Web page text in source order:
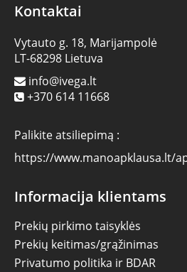
Kontaktai
Vytauto g. 18, Marijampolė
LT-68298 Lietuva
info@ivega.lt
+370 614 11668
Palikite atsiliepimą :
https://www.manoapklausa.lt/
Informacija klientams
Prekių pirkimo taisyklės
Prekių keitimas/grąžinimas
Privatumo politika ir BDAR